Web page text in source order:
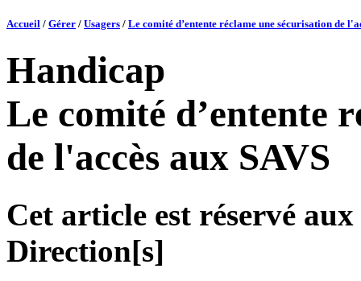
Accueil / Gérer / Usagers / Le comité d’entente réclame une sécurisation de
Handicap
Le comité d’entente
de l'accès aux SAVS
Cet article est réservé
Direction[s]